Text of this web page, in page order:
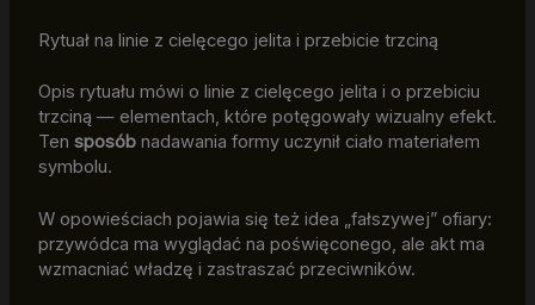
Rytuał na linie z cielęcego jelita i przebicie trzciną
Opis rytuału mówi o linie z cielęcego jelita i o przebiciu
trzciną — elementach, które potęgowały wizualny efekt.
Ten sposóbnadawania formy uczynił ciało materiałem
symbolu.
W opowieściach pojawia się też idea „fałszywej” ofiary:
przywódca ma wyglądać na poświęconego, ale akt ma
wzmacniać władzę i zastraszać przeciwników.